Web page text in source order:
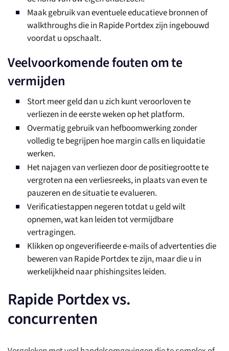
Maak gebruik van eventuele educatieve bronnen of
walkthroughs die in Rapide Portdex zijn ingebouwd
voordat u opschaalt.
Veelvoorkomende fouten om te
vermijden
Stort meer geld dan u zich kunt veroorloven te
verliezen in de eerste weken op het platform.
Overmatig gebruik van hefboomwerking zonder
volledig te begrijpen hoe margin calls en liquidatie
werken.
Het najagen van verliezen door de positiegrootte te
vergroten na een verliesreeks, in plaats van even te
pauzeren en de situatie te evalueren.
Verificatiestappen negeren totdat u geld wilt
opnemen, wat kan leiden tot vermijdbare
vertragingen.
Klikken op ongeverifieerde e-mails of advertenties die
beweren van Rapide Portdex te zijn, maar die u in
werkelijkheid naar phishingsites leiden.
Rapide Portdex vs.
concurrenten